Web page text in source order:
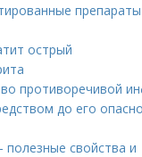
острый
противоречивой
до его
свойства и